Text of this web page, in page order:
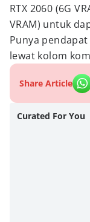
RTX 2060 (6G
VRAM) untuk
Punya
lewat kolom
Share Article
Curated For You